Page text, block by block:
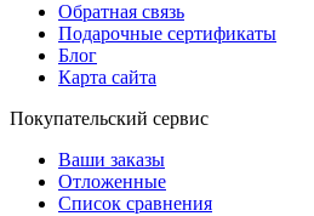
Обратная связь
Подарочные сертификаты
Блог
Карта сайта
Покупательский сервис
Ваши заказы
Отложенные
Список сравнения